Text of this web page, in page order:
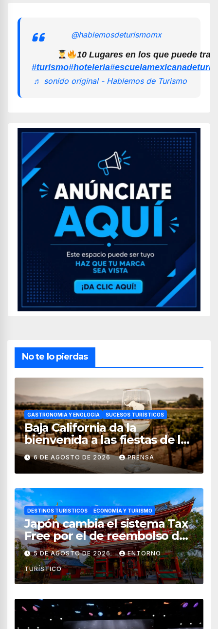
@hablemosdeturismomx
10 Lugares en los que puede
#turismo#hoteleria
♬ sonido original - Hablemos de Turismo
No te lo pierdas
GASTRONOMÍA Y ENOLOGÍA SUCESOS TURÍSTICOS
Baja California da la
bienvenida a las fiestas de la
vendimia 2026
6 DE AGOSTO DE 2026 PRENSA
DESTINOS TURÍSTICOS ECONOMÍA Y TURISMO
Japón cambia el sistema Tax
Free por el de reembolso de
impuestos desde noviembre
de 2026
5 DE AGOSTO DE 2026 ENTORNO
TURÍSTICO